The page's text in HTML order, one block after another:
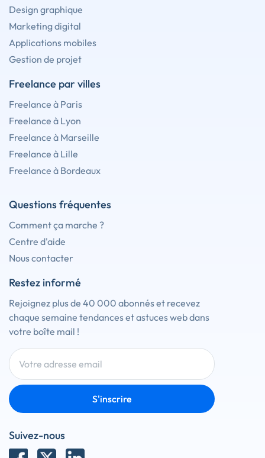
Design graphique
Marketing digital
Applications mobiles
Gestion de projet
Freelance par villes
Freelance à Paris
Freelance à Lyon
Freelance à Marseille
Freelance à Lille
Freelance à Bordeaux
Questions fréquentes
Comment ça marche ?
Centre d'aide
Nous contacter
Restez informé
Rejoignez plus de 40 000 abonnés et recevez
chaque semaine tendances et astuces web dans
votre boîte mail !
S'inscrire
Suivez-nous